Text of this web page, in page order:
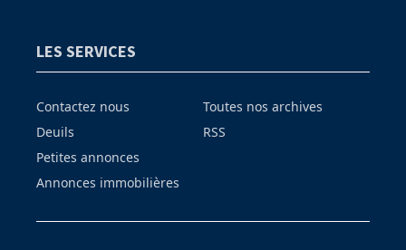
LES SERVICES
Contactez nous
Deuils
Petites annonces
Annonces immobilières
Toutes nos archives
RSS